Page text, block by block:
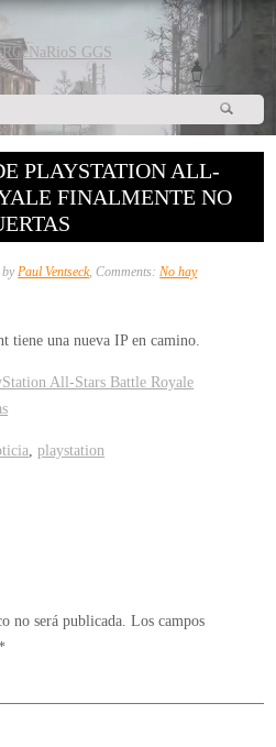
PLAYSTATION ALL-
FINALMENTE NO
byPaul Ventseck, Comments:No hay
tiene una nueva IP en camino.
All-Stars Battle Royale
,playstation
no será publicada. Los campos
*